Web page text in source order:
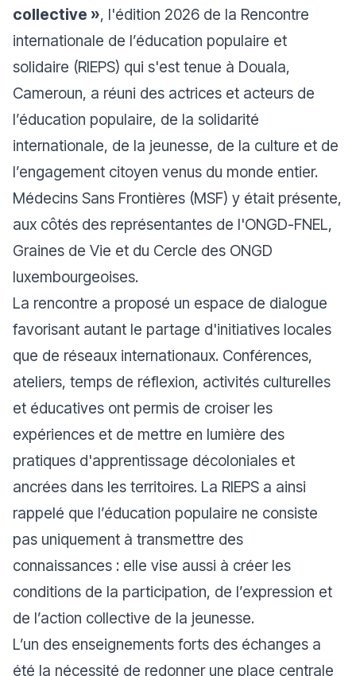
collective », l'édition 2026 de la Rencontre
internationale de l’éducation populaire et
solidaire (RIEPS) qui s'est tenue à Douala,
Cameroun, a réuni des actrices et acteurs de
l’éducation populaire, de la solidarité
internationale, de la jeunesse, de la culture et de
l’engagement citoyen venus du monde entier.
Médecins Sans Frontières (MSF) y était présente,
aux côtés des représentantes de l'ONGD-FNEL,
Graines de Vie et du Cercle des ONGD
luxembourgeoises.
La rencontre a proposé un espace de dialogue
favorisant autant le partage d'initiatives locales
que de réseaux internationaux. Conférences,
ateliers, temps de réflexion, activités culturelles
et éducatives ont permis de croiser les
expériences et de mettre en lumière des
pratiques d'apprentissage décoloniales et
ancrées dans les territoires. La RIEPS a ainsi
rappelé que l’éducation populaire ne consiste
pas uniquement à transmettre des
connaissances : elle vise aussi à créer les
conditions de la participation, de l’expression et
de l’action collective de la jeunesse.
L’un des enseignements forts des échanges a
été la nécessité de redonner une place centrale